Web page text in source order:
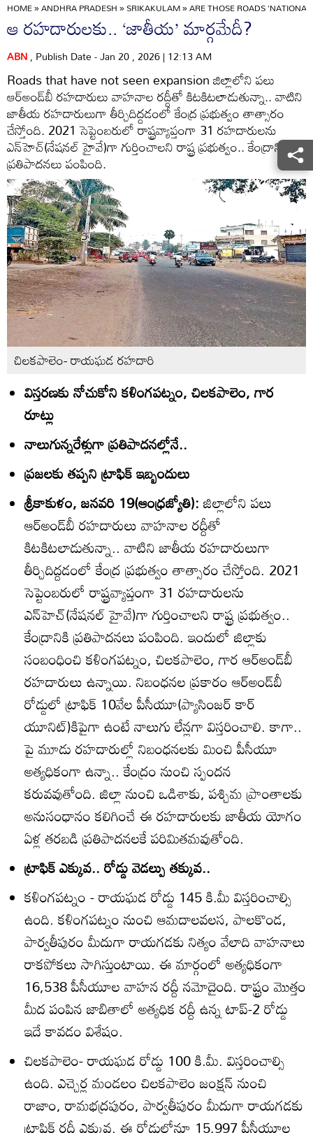
HOME»ANDHRA PRADESH»SRIKAKULAM»ARE THOSE ROADS
ఆ రహదారులకు.. ‘జాతీయ’ మార్గమేదీ?
ABN, Publish Date - Jan 20 , 2026 | 12:13 AM
Roads that have not seen expansion జిల్లాలోని పలు
ఆర్‌అండ్‌బీ రహదారులు వాహనాల రద్దీతో కిటకిటలాడుతున్నా.. వాటిని
జాతీయ రహదారులుగా తీర్చిదిద్దడంలో కేంద్ర ప్రభుత్వం తాత్సారం
చేస్తోంది. 2021 సెప్టెంబరులో రాష్ట్రవ్యాప్తంగా 31 రహదారులను
ఎన్‌హెచ్‌(నేషనల్‌ హైవే)గా గుర్తించాలని రాష్ట్ర ప్రభుత్వం.. కేంద్రానికి
ప్రతిపాదనలు పంపింది.
చిలకపాలెం- రాయఘడ రహదారి
విస్తరణకు నోచుకోని కళింగపట్నం, చిలకపాలెం, గార
రూట్లు
నాలుగున్నరేళ్లుగా ప్రతిపాదనల్లోనే..
ప్రజలకు తప్పని ట్రాఫిక్‌ ఇబ్బందులు
శ్రీకాకుళం, జనవరి 19(ఆంధ్రజ్యోతి):జిల్లాలోని పలు
ఆర్‌అండ్‌బీ రహదారులు వాహనాల రద్దీతో
కిటకిటలాడుతున్నా.. వాటిని జాతీయ రహదారులుగా
తీర్చిదిద్దడంలో కేంద్ర ప్రభుత్వం తాత్సారం చేస్తోంది. 2021
సెప్టెంబరులో రాష్ట్రవ్యాప్తంగా 31 రహదారులను
ఎన్‌హెచ్‌(నేషనల్‌ హైవే)గా గుర్తించాలని రాష్ట్ర ప్రభుత్వం..
కేంద్రానికి ప్రతిపాదనలు పంపింది. ఇందులో జిల్లాకు
సంబంధించి కళింగపట్నం, చిలకపాలెం, గార ఆర్‌అండ్‌బీ
రహదారులు ఉన్నాయి. నిబంధనల ప్రకారం ఆర్‌అండ్‌బీ
రోడ్డులో ట్రాఫిక్‌ 10వేల పీసీయూ(ప్యాసింజర్‌ కార్‌
యూనిట్‌)కిపైగా ఉంటే నాలుగు లేన్లగా విస్తరించాలి. కాగా..
పై మూడు రహదారుల్లో నిబంధనలకు మించి పీసీయూ
అత్యధికంగా ఉన్నా.. కేంద్రం నుంచి స్పందన
కరువవుతోంది. జిల్లా నుంచి ఒడిశాకు, పశ్చిమ ప్రాంతాలకు
అనుసంధానం కలిగించే ఈ రహదారులకు జాతీయ యోగం
ఏళ్ల తరబడి ప్రతిపాదనలకే పరిమితమవుతోంది.
ట్రాఫిక్‌ ఎక్కువ.. రోడ్డు వెడల్పు తక్కువ..
కళింగపట్నం - రాయఘడ రోడ్డు 145 కి.మీ విస్తరించాల్సి
ఉంది. కళింగపట్నం నుంచి ఆమదాలవలస, పాలకొండ,
పార్వతీపురం మీదుగా రాయగడకు నిత్యం వేలాది వాహనాలు
రాకపోకలు సాగిస్తుంటాయి. ఈ మార్గంలో అత్యధికంగా
16,538 పీసీయూల వాహన రద్దీ నమోదైంది. రాష్ట్రం మొత్తం
మీద పంపిన జాబితాలో అత్యధిక రద్దీ ఉన్న టాప్‌-2 రోడ్డు
ఇదే కావడం విశేషం.
చిలకపాలెం- రాయఘడ రోడ్డు 100 కి.మీ. విస్తరించాల్సి
ఉంది. ఎచ్చెర్ల మండలం చిలకపాలెం జంక్షన్‌ నుంచి
రాజాం, రామభద్రపురం, పార్వతీపురం మీదుగా రాయగడకు